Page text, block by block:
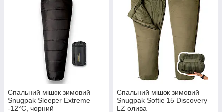
Спальний мішок зимовий
Snugpak Sleeper Extreme
-12°C, чорний
Спальний мішок зимовий
Snugpak Softie 15 Discovery
LZ олива